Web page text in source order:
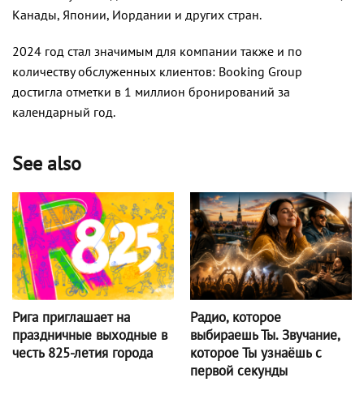
Канады, Японии, Иордании и других стран.
2024 год стал значимым для компании также и по
количеству обслуженных клиентов: Booking Group
достигла отметки в 1 миллион бронирований за
календарный год.
See also
Рига приглашает на
праздничные выходные в
честь 825-летия города
Радио, которое
выбираешь Ты. Звучание,
которое Ты узнаёшь с
первой секунды